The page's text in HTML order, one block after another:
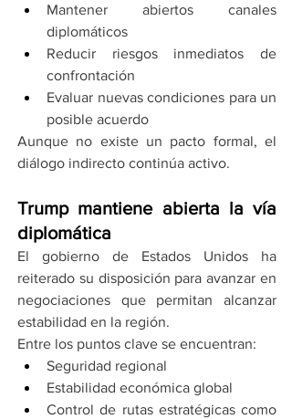
Mantener abiertos canales
diplomáticos
Reducir riesgos inmediatos de
confrontación
Evaluar nuevas condiciones para un
posible acuerdo
Aunque no existe un pacto formal, el
diálogo indirecto continúa activo.
Trump mantiene abierta la vía
diplomática
El gobierno de Estados Unidos ha
reiterado su disposición para avanzar en
negociaciones que permitan alcanzar
estabilidad en la región.
Entre los puntos clave se encuentran:
Seguridad regional
Estabilidad económica global
Control de rutas estratégicas como